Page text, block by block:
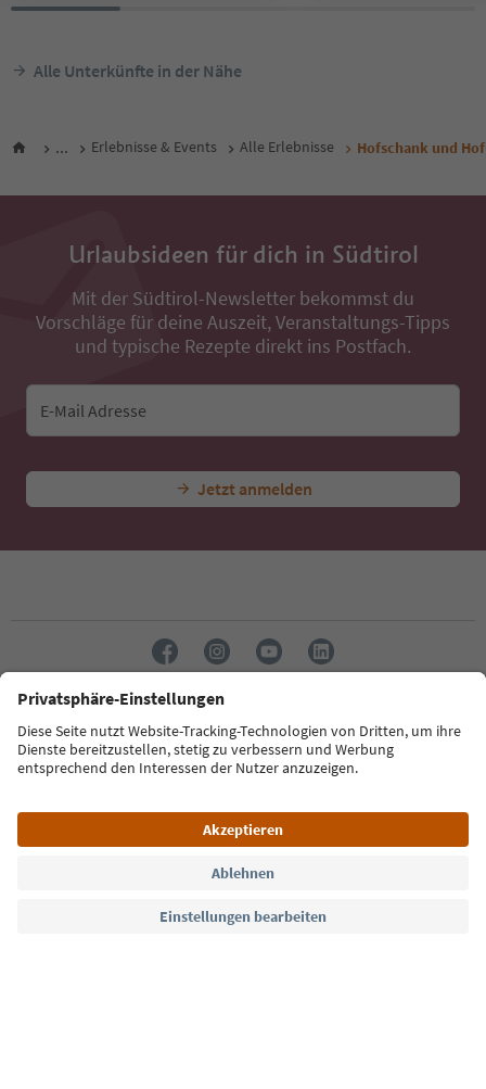
Alle Unterkünfte in der Nähe
... Erlebnisse & Events Alle Erlebnisse Hofschank und
Urlaubsideen für dich in Südtirol
Mit der Südtirol-Newsletter bekommst du
Vorschläge für deine Auszeit, Veranstaltungs-Tipps
und typische Rezepte direkt ins Postfach.
E-Mail Adresse
Jetzt anmelden